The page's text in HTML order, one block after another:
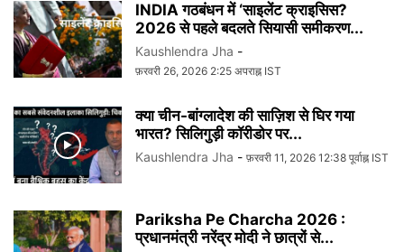
INDIA गठबंधन में ‘साइलेंट क्राइसिस?
2026 से पहले बदलते सियासी समीकरण...
Kaushlendra Jha -
फ़रवरी 26, 2026 2:25 अपराह्न IST
क्या चीन-बांग्लादेश की साज़िश से घिर गया
भारत? सिलिगुड़ी कॉरीडोर पर...
Kaushlendra Jha - फ़रवरी 11, 2026 12:38 पूर्वाह्न IST
Pariksha Pe Charcha 2026 :
प्रधानमंत्री नरेंद्र मोदी ने छात्रों से...